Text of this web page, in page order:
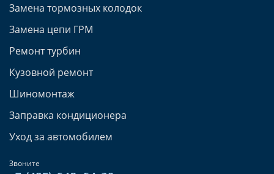
Замена тормозных колодок
Замена цепи ГРМ
Ремонт турбин
Кузовной ремонт
Шиномонтаж
Заправка кондиционера
Уход за автомобилем
Звоните